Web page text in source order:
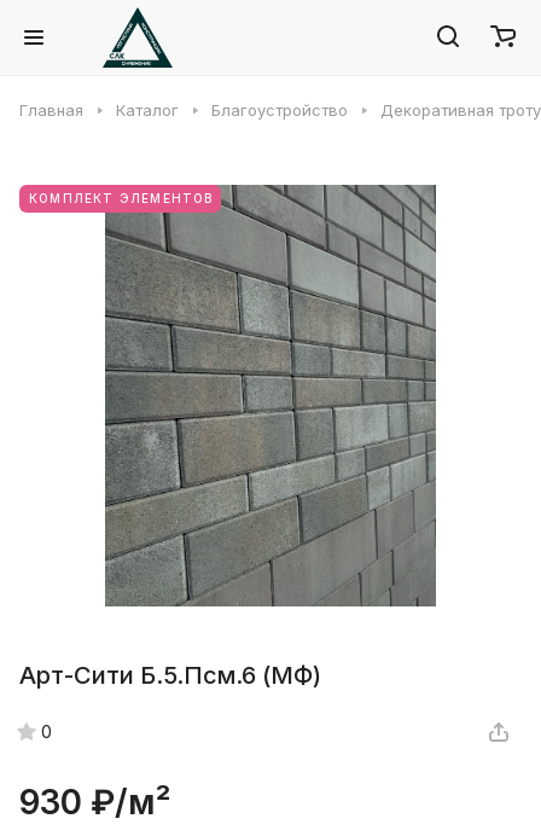
Главная Каталог Благоустройство Декоративная
КОМПЛЕКТ ЭЛЕМЕНТОВ
Арт-Сити Б.5.Псм.6 (МФ)
0
930 ₽/м²